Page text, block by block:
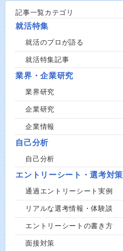
記事一覧カテゴリ
就活特集
就活のプロが語る
就活特集記事
業界・企業研究
業界研究
企業研究
企業情報
自己分析
自己分析
エントリーシート・選考対策
通過エントリーシート実例
リアルな選考情報・体験談
エントリーシートの書き方
面接対策